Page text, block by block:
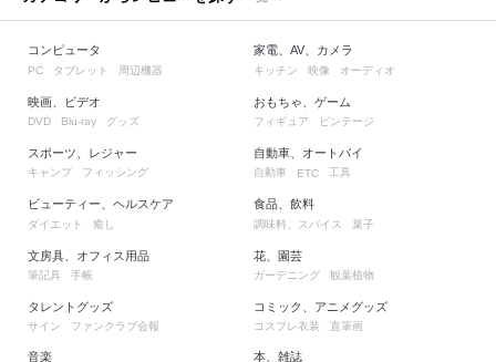
コンピュータ
PC タブレット 周辺機器
映画、ビデオ
DVD Blu-ray グッズ
スポーツ、レジャー
キャンプ フィッシング
ビューティー、ヘルスケア
ダイエット 癒し
文房具、オフィス用品
筆記具 手帳
タレントグッズ
サイン ファンクラブ会報
家電、AV、カメラ
キッチン 映像 オーディオ
おもちゃ、ゲーム
フィギュア ビンテージ
自動車、オートバイ
自動車 ETC 工具
食品、飲料
調味料、スパイス 菓子
花、園芸
ガーデニング 観葉植物
コミック、アニメグッズ
コスプレ衣装 直筆画
音楽 本、雑誌